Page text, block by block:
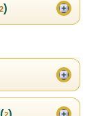
2)